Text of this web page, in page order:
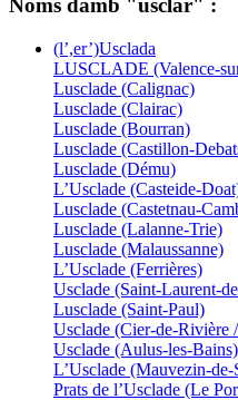
Noms damb "usclar" :
(l’,er’)Usclada
LUSCLADE (Valence-
Lusclade (Calignac)
Lusclade (Clairac)
Lusclade (Bourran)
Lusclade (Castillon-
Lusclade (Dému)
L’Usclade (Casteide-
Lusclade (Castetnau-
Lusclade (Lalanne-Trie)
Lusclade (Malaussanne)
L’Usclade (Ferrières)
Usclade (Saint-Laurent-
Lusclade (Saint-Paul)
Usclade (Cier-de-Rivière
Usclade (Aulus-les-Bains)
L’Usclade (Mauvezin-
Prats de l’Usclade (Le